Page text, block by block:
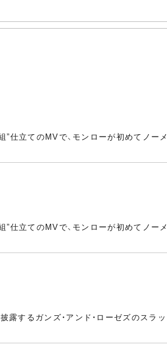
”仕立てのMVで、モンローが初めてノー
”仕立てのMVで、モンローが初めてノー
するガンズ・アンド・ローゼズのスラ